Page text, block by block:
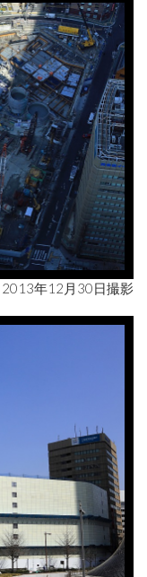
2013年12月30日撮影